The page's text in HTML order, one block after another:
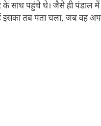
के साथ पहुंचे थे। जैसे ही पंडाल
इसका तब पता चला, जब वह